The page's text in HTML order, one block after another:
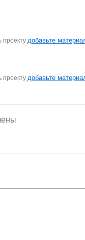
проекту добавьте
проекту добавьте